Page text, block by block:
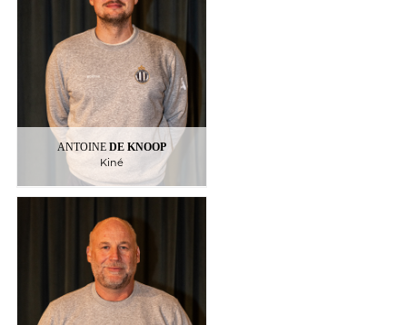
ANTOINE DE KNOOP
Kiné
JEAN-MICHEL
Manager
Ecrivez moi
Au Racing depuis
:
2022